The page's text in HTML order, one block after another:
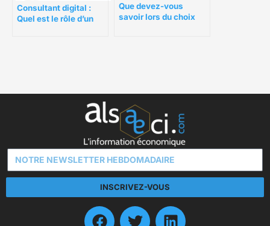
Consultant digital :
Quel est le rôle d’un
Que devez-vous
savoir lors du choix
INSCRIVEZ-VOUS